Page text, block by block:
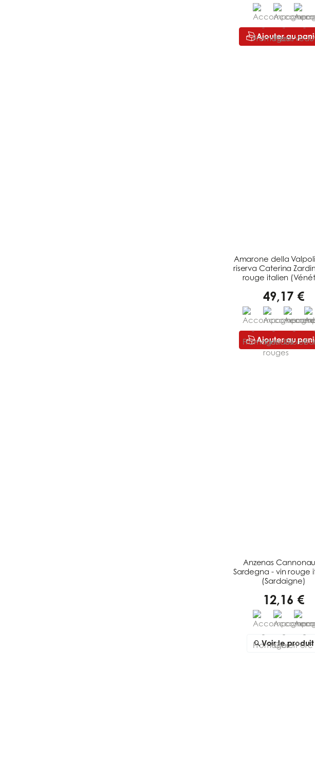
Ajouter au
Amarone della
riserva Caterina
rouge italien
49,17 €
Ajouter au
Anzenas
Sardegna - vin rouge
(Sardaigne)
12,16 €
Voir le produit